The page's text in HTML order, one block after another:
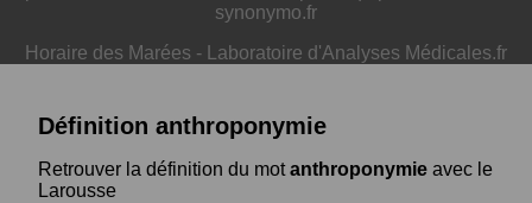
synonymo.fr
Horaire des Marées - Laboratoire d'Analyses Médicales.fr
Définition anthroponymie
Retrouver la définition du motanthroponymie avec le
Larousse